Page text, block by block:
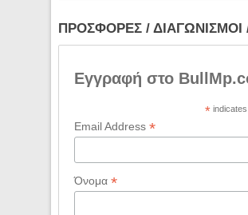
ΠΡΟΣΦΟΡΕΣ / ΔΙΑΓΩΝΙΣΜΟΙ
Εγγραφή στο
*indicates
Email Address *
Όνομα *